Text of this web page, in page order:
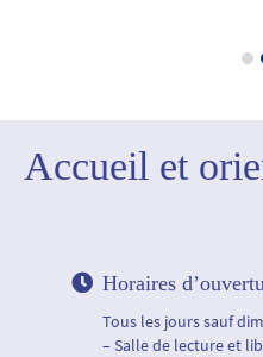
Accueil et
Horaires
Tous les jours sauf
– Salle de lecture et